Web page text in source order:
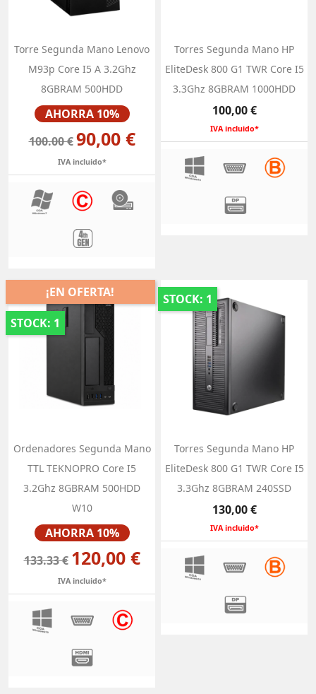
Torre Segunda Mano Lenovo
M93p Core I5 A 3.2Ghz
8GBRAM 500HDD
Precio
AHORRA 10%
100.00 € 90,00 €
IVA incluido*
Torres Segunda Mano HP
EliteDesk 800 G1 TWR Core I5
3.3Ghz 8GBRAM 1000HDD
Precio
100,00 €
IVA incluido*
¡EN OFERTA!
STOCK: 1
Ordenadores Segunda Mano
TTL TEKNOPRO Core I5
3.2Ghz 8GBRAM 500HDD
W10
Precio
AHORRA 10%
133.33 € 120,00 €
IVA incluido*
STOCK: 1
Torres Segunda Mano HP
EliteDesk 800 G1 TWR Core I5
3.3Ghz 8GBRAM 240SSD
Precio
130,00 €
IVA incluido*